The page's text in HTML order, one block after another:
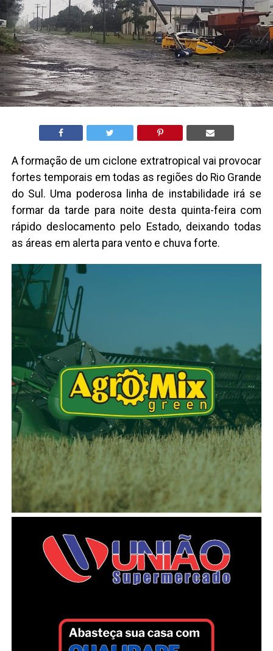
A formação de um ciclone extratropical vai provocar
fortes temporais em todas as regiões do Rio Grande
do Sul. Uma poderosa linha de instabilidade irá se
formar da tarde para noite desta quinta-feira com
rápido deslocamento pelo Estado, deixando todas
as áreas em alerta para vento e chuva forte.